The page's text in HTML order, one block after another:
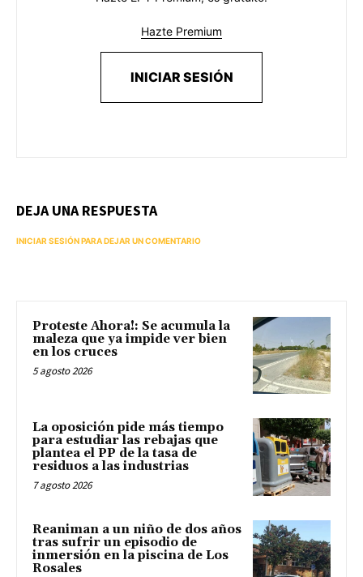
Hazte Premium
INICIAR SESIÓN
DEJA UNA RESPUESTA
INICIAR SESIÓN PARA DEJAR UN COMENTARIO
Proteste Ahora!: Se acumula la
maleza que ya impide ver bien
en los cruces
5 agosto 2026
La oposición pide más tiempo
para estudiar las rebajas que
plantea el PP de la tasa de
residuos a las industrias
7 agosto 2026
Reaniman a un niño de dos años
tras sufrir un episodio de
inmersión en la piscina de Los
Rosales